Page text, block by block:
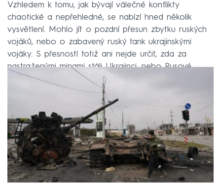
Vzhledem k tomu, jak bývají válečné konflikty
chaotické a nepřehledné, se nabízí hned několik
vysvětlení. Mohlo jít o pozdní přesun zbytku ruských
vojáků, nebo o zabavený ruský tank ukrajinskými
vojáky. S přesností totiž ani nejde určit, zda za
nastraženými minami stáli Ukrajinci, nebo Rusové.